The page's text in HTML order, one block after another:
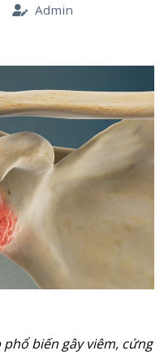
Admin
biến gây viêm, cứng